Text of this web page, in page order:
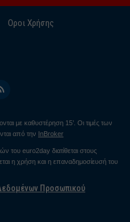
Οροι Χρήσης
με καθυστέρηση 15’. Οι τιμές των
από την InBroker
του euro2day διατίθεται στους
η χρήση και η επαναδημοσίευσή του
Προσωπικού